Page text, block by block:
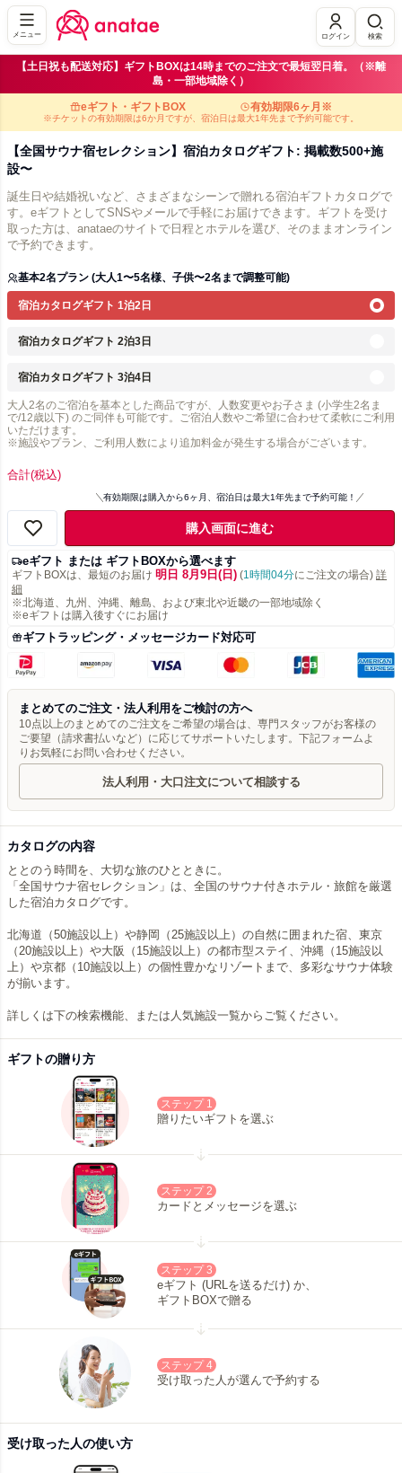
メニュー ログイン 検索
【土日祝も配送対応】ギフトBOXは14時までのご注文で最短翌日着。（※離
島・一部地域除く）
eギフト・ギフトBOX 有効期限6ヶ月※
※チケットの有効期限は6か月ですが、宿泊日は最大1年先まで予約可能です。
【全国サウナ宿セレクション】宿泊カタログギフト: 掲載数500+施
設〜
誕生日や結婚祝いなど、さまざまなシーンで贈れる宿泊ギフトカタログで
す。eギフトとしてSNSやメールで手軽にお届けできます。ギフトを受け
取った方は、anataeのサイトで日程とホテルを選び、そのままオンライン
で予約できます。
基本2名プラン (大人1〜5名様、子供〜2名まで調整可能)
宿泊カタログギフト 1泊2日
宿泊カタログギフト 2泊3日
宿泊カタログギフト 3泊4日
大人2名のご宿泊を基本とした商品ですが、人数変更やお子さま (小学生2名ま
で/12歳以下) のご同伴も可能です。ご宿泊人数やご希望に合わせて柔軟にご利用
いただけます。
※施設やプラン、ご利用人数により追加料金が発生する場合がございます。
合計(税込)
有効期限は購入から6ヶ月、宿泊日は最大1年先まで予約可能！
購入画面に進む
eギフト または ギフトBOXから選べます
ギフトBOXは、最短のお届け 明日 8月9日(日) (1時間04分にご注文の場合) 詳
細
※北海道、九州、沖縄、離島、および東北や近畿の一部地域除く
※eギフトは購入後すぐにお届け
ギフトラッピング・メッセージカード対応可
まとめてのご注文・法人利用をご検討の方へ
10点以上のまとめてのご注文をご希望の場合は、専門スタッフがお客様の
ご要望（請求書払いなど）に応じてサポートいたします。下記フォームよ
りお気軽にお問い合わせください。
法人利用・大口注文について相談する
カタログの内容
ととのう時間を、大切な旅のひとときに。
「全国サウナ宿セレクション」は、全国のサウナ付きホテル・旅館を厳選
した宿泊カタログです。
北海道（50施設以上）や静岡（25施設以上）の自然に囲まれた宿、東京
（20施設以上）や大阪（15施設以上）の都市型ステイ、沖縄（15施設以
上）や京都（10施設以上）の個性豊かなリゾートまで、多彩なサウナ体験
が揃います。
詳しくは下の検索機能、または人気施設一覧からご覧ください。
ギフトの贈り方
ステップ 1
贈りたいギフトを選ぶ
ステップ 2
カードとメッセージを選ぶ
ステップ 3
eギフト (URLを送るだけ) か、
ギフトBOXで贈る
ステップ 4
受け取った人が選んで予約する
受け取った人の使い方